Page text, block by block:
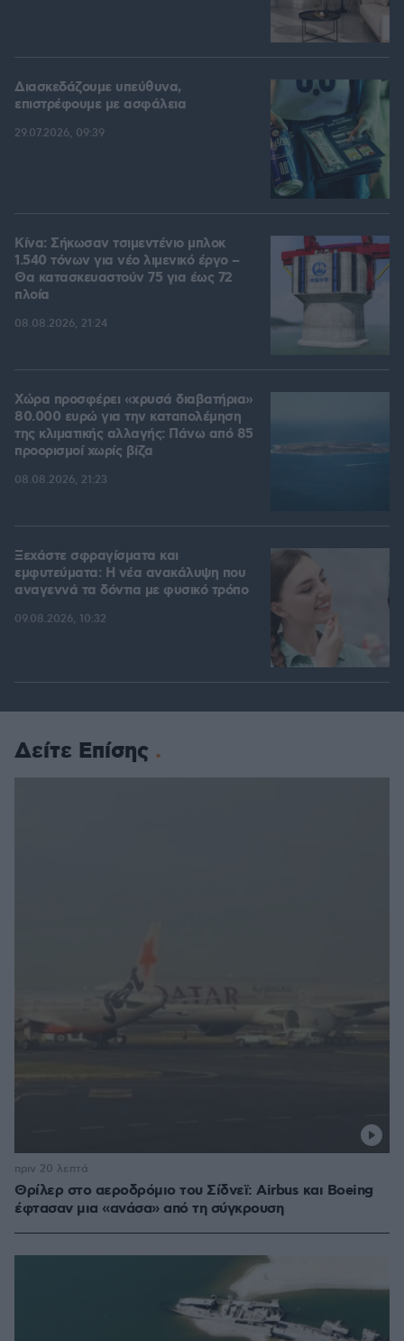
Διασκεδάζουμε υπεύθυνα,
επιστρέφουμε με ασφάλεια
29.07.2026, 09:39
Κίνα: Σήκωσαν τσιμεντένιο μπλοκ
1.540 τόνων για νέο λιμενικό έργο –
Θα κατασκευαστούν 75 για έως 72
πλοία
08.08.2026, 21:24
Χώρα προσφέρει «χρυσά διαβατήρια»
80.000 ευρώ για την καταπολέμηση
της κλιματικής αλλαγής: Πάνω από 85
προορισμοί χωρίς βίζα
08.08.2026, 21:23
Ξεχάστε σφραγίσματα και
εμφυτεύματα: Η νέα ανακάλυψη που
αναγεννά τα δόντια με φυσικό τρόπο
09.08.2026, 10:32
Δείτε Επίσης
Θρίλερ στο αεροδρόμιο του Σίδνεϊ: Airbus και Boeing
έφτασαν μια «ανάσα» από τη σύγκρουση
πριν 20 λεπτά